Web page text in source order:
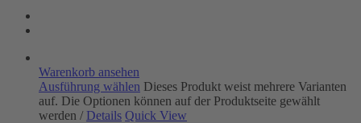
Warenkorb ansehen
Ausführung wählen Dieses Produkt weist mehrere Varianten
auf. Die Optionen können auf der Produktseite gewählt
werden / Details Quick View